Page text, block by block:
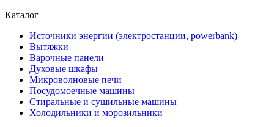
Каталог
Источники энергии (электростанции, powerbank)
Вытяжки
Варочные панели
Духовые шкафы
Микроволновые печи
Посудомоечные машины
Стиральные и сушильные машины
Холодильники и морозильники